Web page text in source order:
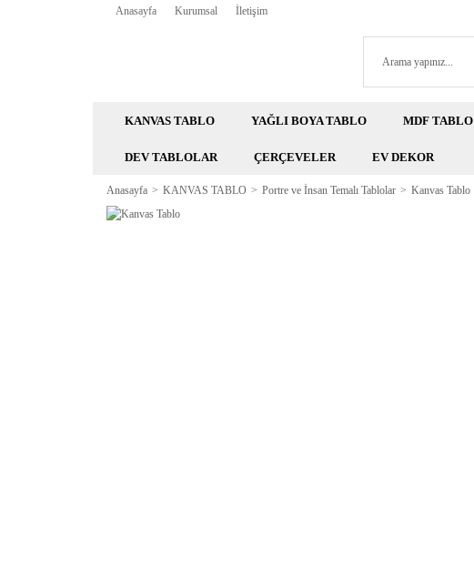
Anasayfa Kurumsal İletişim
KANVAS TABLO YAĞLI BOYA TABLO MDF TABLO
DEV TABLOLAR ÇERÇEVELER EV DEKOR
Anasayfa KANVAS TABLO Portre ve İnsan Temalı Tablolar Kanvas Tablo